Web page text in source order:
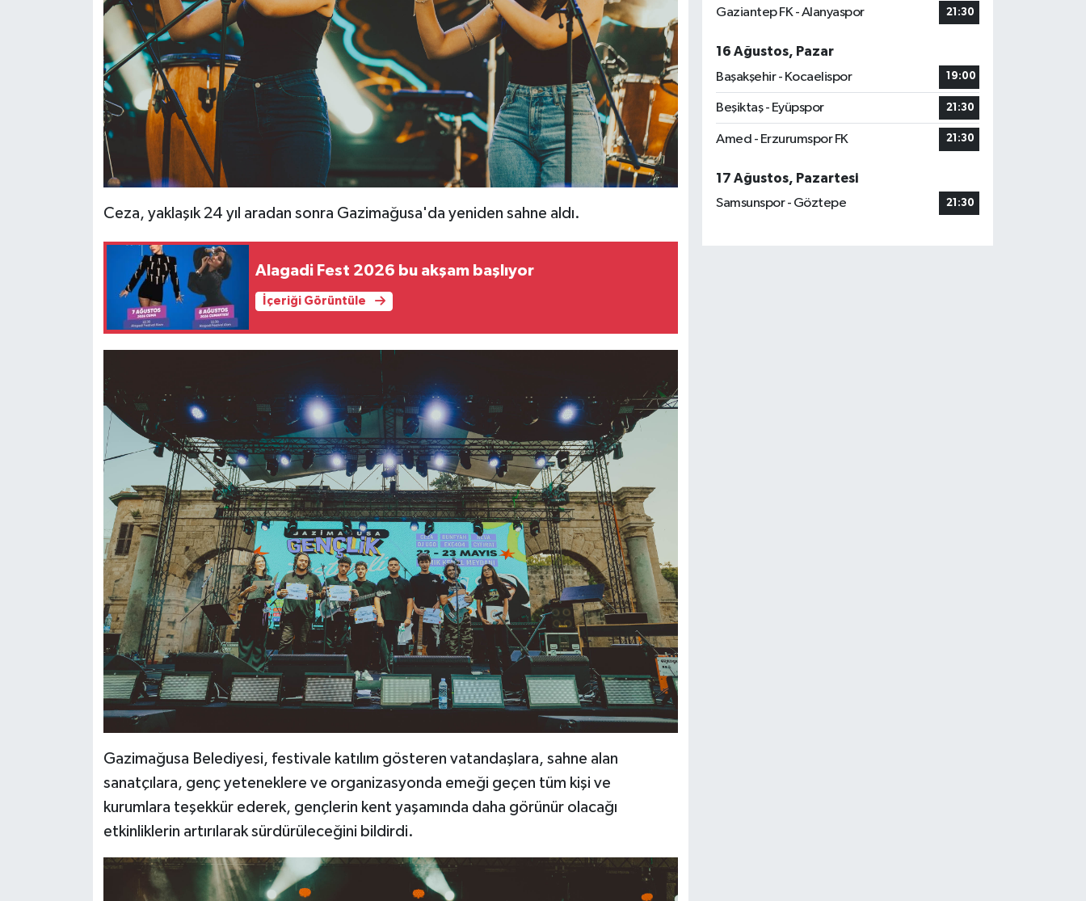
Ceza, yaklaşık 24 yıl aradan sonra Gazimağusa'da yeniden sahne aldı.
Alagadi Fest 2026 bu akşam başlıyor
İçeriği Görüntüle
Gazimağusa Belediyesi, festivale katılım gösteren vatandaşlara, sahne alan
sanatçılara, genç yeteneklere ve organizasyonda emeği geçen tüm kişi ve
kurumlara teşekkür ederek, gençlerin kent yaşamında daha görünür olacağı
etkinliklerin artırılarak sürdürüleceğini bildirdi.
Gaziantep FK - Alanyaspor 21:30
16 Ağustos, Pazar
Başakşehir - Kocaelispor
19:00
Beşiktaş - Eyüpspor 21:30
Amed - Erzurumspor FK 21:30
17 Ağustos, Pazartesi
Samsunspor - Göztepe
21:30